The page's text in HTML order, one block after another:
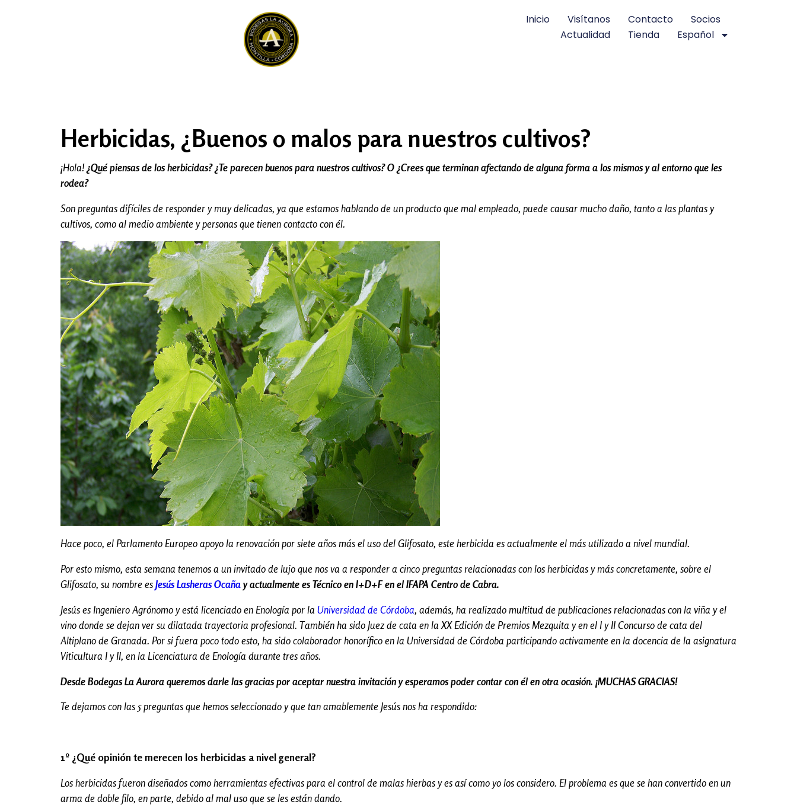
Inicio Visítanos Contacto
Socios
Actualidad
Tienda Español
Herbicidas, ¿Buenos o malos para nuestros cultivos?
¡Hola! ¿Qué piensas de los herbicidas? ¿Te parecen buenos para nuestros cultivos? O ¿Crees que terminan afectando de alguna forma a los mismos y al entorno que les
rodea?
Son preguntas difíciles de responder y muy delicadas, ya que estamos hablando de un producto que mal empleado, puede causar mucho daño, tanto a las plantas y
cultivos, como al medio ambiente y personas que tienen contacto con él.
Hace poco, el Parlamento Europeo apoyo la renovación por siete años más el uso del Glifosato, este herbicida es actualmente el más utilizado a nivel mundial.
Por esto mismo, esta semana tenemos a un invitado de lujo que nos va a responder a cinco preguntas relacionadas con los herbicidas y más concretamente, sobre el
Glifosato, su nombre es Jesús Lasheras Ocaña y actualmente es Técnico en I+D+F en el IFAPA Centro de Cabra.
Jesús es Ingeniero Agrónomo y está licenciado en Enología por la Universidad de Córdoba, además, ha realizado multitud de publicaciones relacionadas con la viña y el
vino donde se dejan ver su dilatada trayectoria profesional. También ha sido Juez de cata en la XX Edición de Premios Mezquita y en el I y II Concurso de cata del
Altiplano de Granada. Por si fuera poco todo esto, ha sido colaborador honorífico en la Universidad de Córdoba participando activamente en la docencia de la asignatura
Viticultura I y II, en la Licenciatura de Enología durante tres años.
Desde Bodegas La Aurora queremos darle las gracias por aceptar nuestra invitación y esperamos poder contar con él en otra ocasión. ¡MUCHAS GRACIAS!
Te dejamos con las 5 preguntas que hemos seleccionado y que tan amablemente Jesús nos ha respondido:
1º ¿Qué opinión te merecen los herbicidas a nivel general?
Los herbicidas fueron diseñados como herramientas efectivas para el control de malas hierbas y es así como yo los considero. El problema es que se han convertido en un
arma de doble filo, en parte, debido al mal uso que se les están dando.